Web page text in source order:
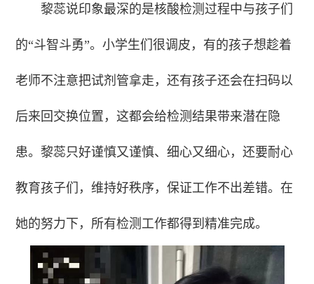
黎蕊说印象最深的是核酸检测过程中与孩子们
的“斗智斗勇”。小学生们很调皮，有的孩子想趁着
老师不注意把试剂管拿走，还有孩子还会在扫码以
后来回交换位置，这都会给检测结果带来潜在隐
患。黎蕊只好谨慎又谨慎、细心又细心，还要耐心
教育孩子们，维持好秩序，保证工作不出差错。在
她的努力下，所有检测工作都得到精准完成。